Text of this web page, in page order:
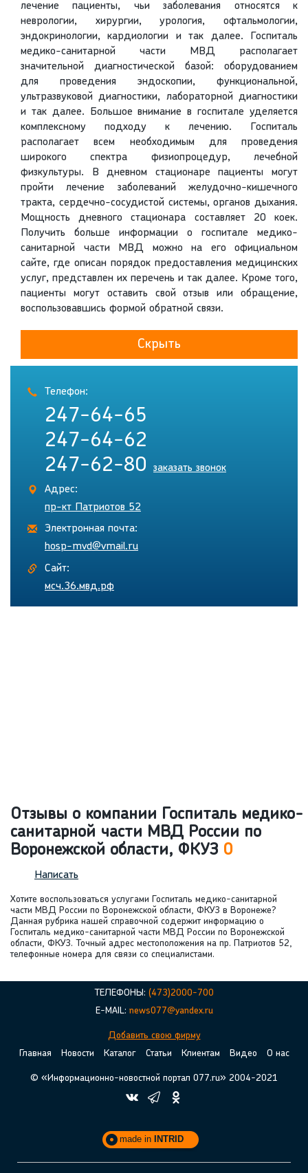
лечение пациенты, чьи заболевания относятся к
неврологии, хирургии, урология, офтальмологии,
эндокринологии, кардиологии и так далее. Госпиталь
медико-санитарной части МВД располагает
значительной диагностической базой: оборудованием
для проведения эндоскопии, функциональной,
ультразвуковой диагностики, лабораторной диагностики
и так далее. Большое внимание в госпитале уделяется
комплексному подходу к лечению. Госпиталь
располагает всем необходимым для проведения
широкого спектра физиопроцедур, лечебной
физкультуры. В дневном стационаре пациенты могут
пройти лечение заболеваний желудочно-кишечного
тракта, сердечно-сосудистой системы, органов дыхания.
Мощность дневного стационара составляет 20 коек.
Получить больше информации о госпитале медико-
санитарной части МВД можно на его официальном
сайте, где описан порядок предоставления медицинских
услуг, представлен их перечень и так далее. Кроме того,
пациенты могут оставить свой отзыв или обращение,
воспользовавшись формой обратной связи.
Скрыть
Телефон:
247-64-65
247-64-62
247-62-80
заказать звонок
Адрес:
пр-кт Патриотов 52
Электронная почта:
hosp-mvd@vmail.ru
Сайт:
мсч.36.мвд.рф
Отзывы о компании Госпиталь медико-
санитарной части МВД России по
Воронежской области, ФКУЗ 0
Написать
Хотите воспользоваться услугами Госпиталь медико-санитарной
части МВД России по Воронежской области, ФКУЗ в Воронеже?
Данная рубрика нашей справочной содержит информацию о
Госпиталь медико-санитарной части МВД России по Воронежской
области, ФКУЗ. Точный адрес местоположения на пр. Патриотов 52,
телефонные номера для связи со специалистами.
ТЕЛЕФОНЫ: (473)2000-700
E-MAIL: news077@yandex.ru
Добавить свою фирму
Главная
Новости Каталог Статьи Клиентам Видео О нас
© «Информационно-новостной портал 077.ru» 2004-2021
made in INTRID